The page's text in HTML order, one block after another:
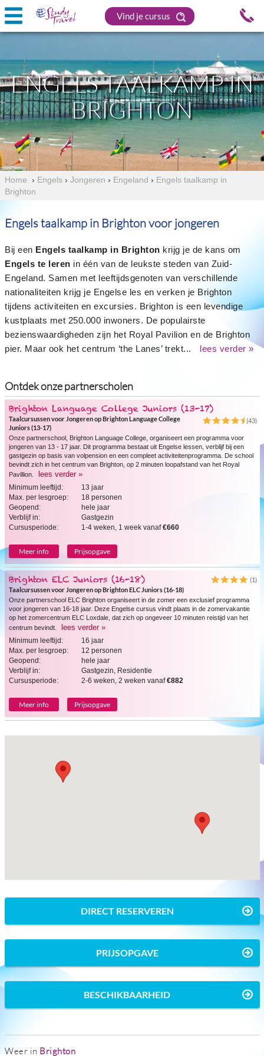
Vind je cursus
ENGELS TAALKAMP IN
BRIGHTON
Home › Engels › Jongeren › Engeland › Engels taalkamp in
Brighton
Engels taalkamp in Brighton voor jongeren
Bij een Engels taalkamp in Brighton krijg je de kans om
Engels te leren in één van de leukste steden van Zuid-
Engeland. Samen met leeftijdsgenoten van verschillende
nationaliteiten krijg je Engelse les en verken je Brighton
tijdens activiteiten en excursies. Brighton is een levendige
kustplaats met 250.000 inwoners. De populairste
bezienswaardigheden zijn het Royal Pavilion en de Brighton
pier. Maar ook het centrum ‘the Lanes’ trekt...
lees verder »
Ontdek onze partnerscholen
Brighton Language College Juniors (13-17)
(43)
Taalcursussen voor Jongeren op Brighton Language College
Juniors (13-17)
Onze partnerschool, Brighton Language College, organiseert een programma voor
jongeren van 13 - 17 jaar. Dit programma bestaat uit Engelse lessen, verblijf bij een
gastgezin op basis van volpension en een compleet activiteitenprogramma. De school
bevindt zich in het centrum van Brighton, op 2 minuten loopafstand van het Royal
Pavillion.
lees verder »
Minimum leeftijd:
13 jaar
Max. per lesgroep:
18 personen
Geopend:
hele jaar
Verblijf in:
Gastgezin
Cursusperiode:
1-4 weken, 1 week vanaf€660
Meer info Prijsopgave
Brighton ELC Juniors (16-18)
(1)
Taalcursussen voor Jongeren op Brighton ELC Juniors (16-18)
Onze partnerschool ELC Brighton organiseert in de zomer een exclusief programma
voor jongeren van 16-18 jaar. Deze Engelse cursus vindt plaats in de zomervakantie
op het zomercentrum ELC Loxdale, dat zich op ongeveer 10 minuten reistijd van het
centrum bevindt.
lees verder »
Minimum leeftijd:
16 jaar
Max. per lesgroep:
12 personen
Geopend:
hele jaar
Verblijf in:
Gastgezin, Residentie
Cursusperiode:
2-6 weken, 2 weken vanaf€882
Meer info Prijsopgave
DIRECT RESERVEREN
PRIJSOPGAVE
BESCHIKBAARHEID
Weer in Brighton